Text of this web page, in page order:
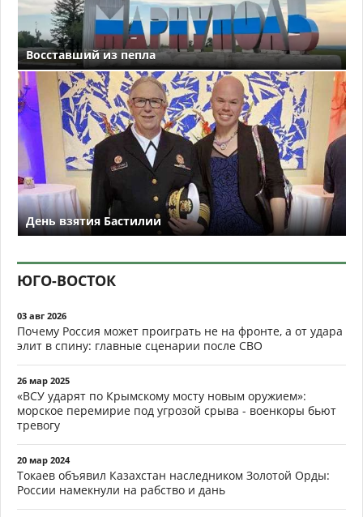
Восставший из пепла
День взятия Бастилии
ЮГО-ВОСТОК
03 авг 2026
Почему Россия может проиграть не на фронте, а от удара
элит в спину: главные сценарии после СВО
26 мар 2025
«ВСУ ударят по Крымскому мосту новым оружием»:
морское перемирие под угрозой срыва - военкоры бьют
тревогу
20 мар 2024
Токаев объявил Казахстан наследником Золотой Орды:
России намекнули на рабство и дань